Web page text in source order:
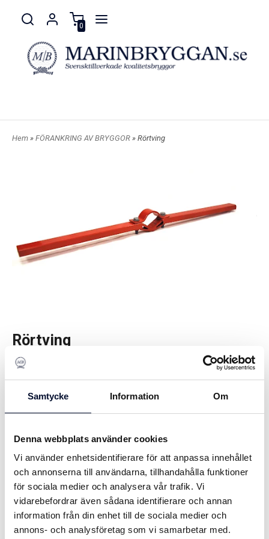
Samtycke Information Om
Denna webbplats använder cookies
Vi använder enhetsidentifierare för att anpassa innehållet
och annonserna till användarna, tillhandahålla funktioner
för sociala medier och analysera vår trafik. Vi
vidarebefordrar även sådana identifierare och annan
information från din enhet till de sociala medier och
annons- och analysföretag som vi samarbetar med.
0
Hem » FÖRANKRING AV BRYGGOR » Rörtving
Rörtving
Rörtving används vid montering av rör mellan 58-65 mm
Mått: 850x40x20 mm Vikt: 2,0 kg
Skriv ut
Artikelnamn:Rörtving
990 SEK
Lägg i kundvagnen